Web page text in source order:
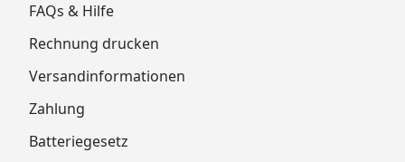
FAQs & Hilfe
Rechnung drucken
Versandinformationen
Zahlung
Batteriegesetz